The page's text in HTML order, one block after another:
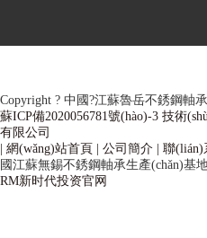
Copyright ? 中國?江蘇魯岳不銹鋼軸
蘇ICP備2020056781號(hào)-3 技術
有限公司
| 網(wǎng)站首頁 | 公司簡介 | 聯(lián)
國江蘇無錫不銹鋼軸承生產(chǎn)基
RM新时代投资官网